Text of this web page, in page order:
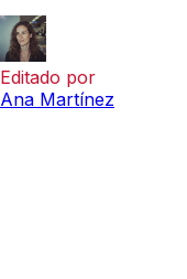
Editado por
Ana Martínez